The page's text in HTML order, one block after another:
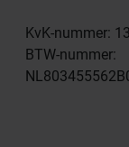
KvK-nummer:
BTW-nummer: